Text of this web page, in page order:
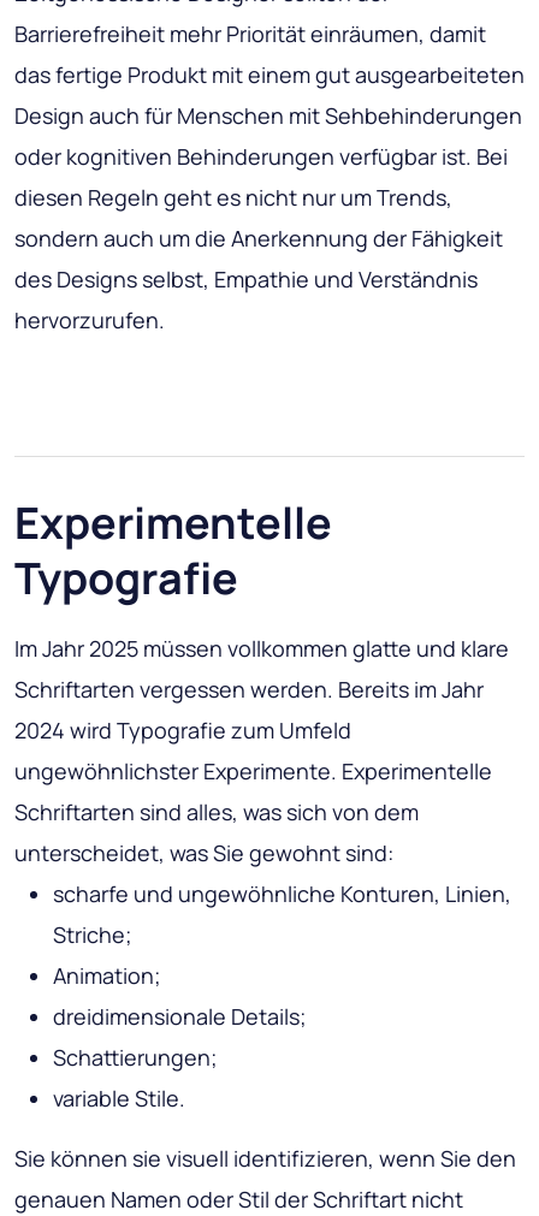
Barrierefreiheit mehr Priorität einräumen, damit
das fertige Produkt mit einem gut ausgearbeiteten
Design auch für Menschen mit Sehbehinderungen
oder kognitiven Behinderungen verfügbar ist. Bei
diesen Regeln geht es nicht nur um Trends,
sondern auch um die Anerkennung der Fähigkeit
des Designs selbst, Empathie und Verständnis
hervorzurufen.
Experimentelle
Typografie
Im Jahr 2025 müssen vollkommen glatte und klare
Schriftarten vergessen werden. Bereits im Jahr
2024 wird Typografie zum Umfeld
ungewöhnlichster Experimente. Experimentelle
Schriftarten sind alles, was sich von dem
unterscheidet, was Sie gewohnt sind:
scharfe und ungewöhnliche Konturen, Linien,
Striche;
Animation;
dreidimensionale Details;
Schattierungen;
variable Stile.
Sie können sie visuell identifizieren, wenn Sie den
genauen Namen oder Stil der Schriftart nicht